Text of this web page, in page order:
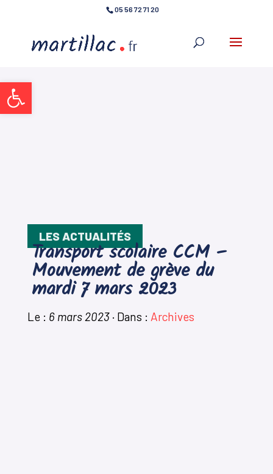
Ouvrir la barre d’outils
05 56 72 71 20
LES ACTUALITÉS
Transport scolaire CCM –
Mouvement de grève du
mardi 7 mars 2023
Le : 6 mars 2023· Dans : Archives